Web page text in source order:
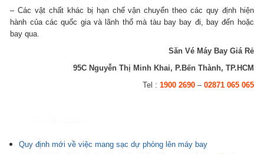
– Các vật chất khác bị hạn chế vận chuyển theo các quy định hiện
hành của các quốc gia và lãnh thổ mà tàu bay bay đi, bay đến hoặc
bay qua.
Săn Vé Máy Bay Giá Rẻ
95C Nguyễn Thị Minh Khai, P.Bến Thành, TP.HCM
Tel : 1900 2690– 02871 065 065
Quy định mới về việc mang sạc dự phòng lên máy bay